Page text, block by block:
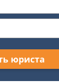
юриста